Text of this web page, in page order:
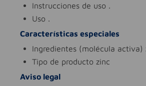
instrucciones de uso .
uso .
Características especiales
ingredientes (molécula activa)
tipo de producto zinc
Aviso legal